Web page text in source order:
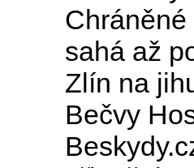
sahá až
Zlín na
Bečvy